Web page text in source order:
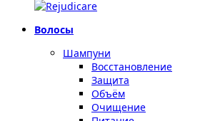
Волосы
Шампуни
Восстановление
Защита
Объём
Очищение